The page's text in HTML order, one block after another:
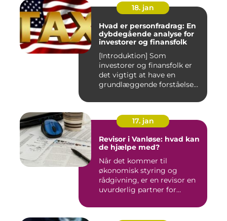
18. jan
Hvad er personfradrag: En
dybdegående analyse for
investorer og finansfolk
[Introduktion] Som
investorer og finansfolk er
det vigtigt at have en
grundlæggende forståelse
17. jan
Revisor i Vanløse: hvad kan
de hjælpe med?
Når det kommer til
økonomisk styring og
rådgivning, er en revisor en
uvurderlig partner for